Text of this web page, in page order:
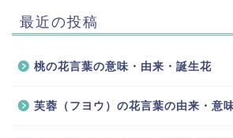
最近の投稿
桃の花言葉の意味・由来・誕生花
芙蓉（フヨウ）の花言葉の由来・意